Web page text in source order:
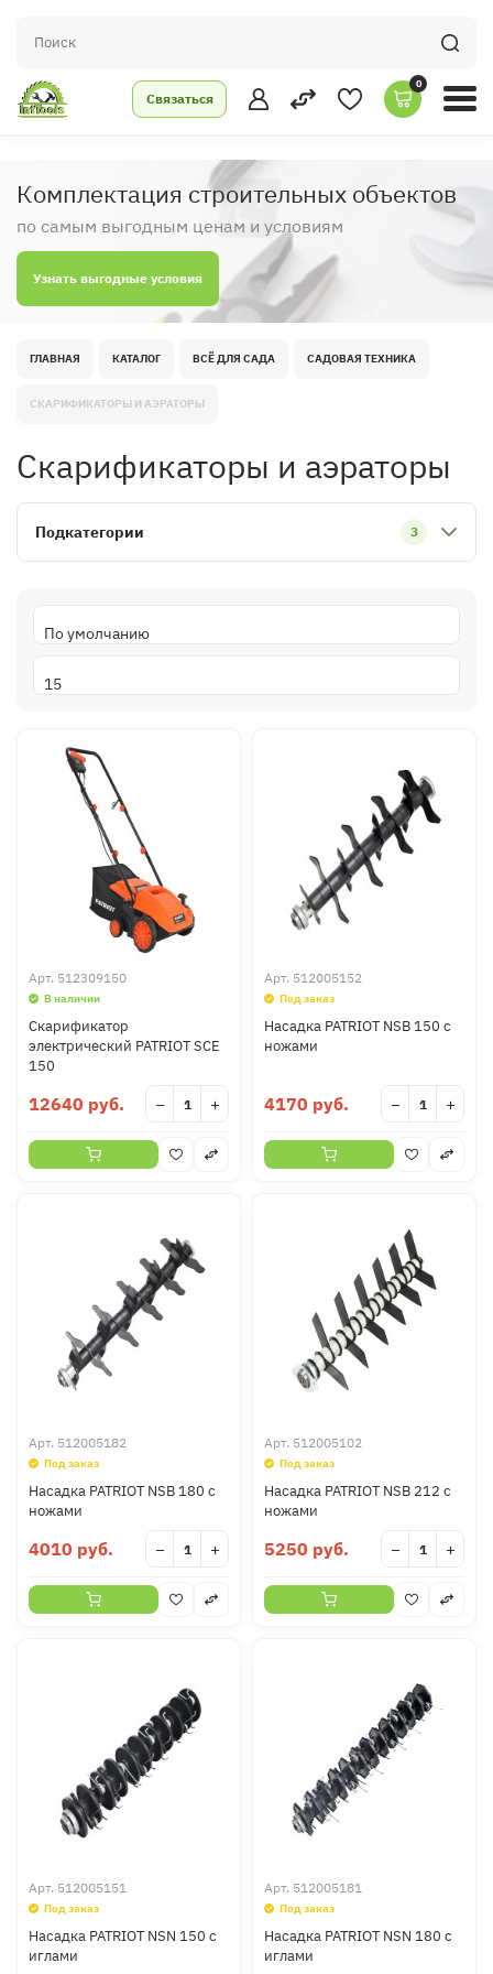
Связаться
0
Комплектация строительных объектов
по самым выгодным ценам и условиям
Узнать выгодные условия
ГЛАВНАЯ КАТАЛОГ ВСЁ ДЛЯ САДА САДОВАЯ ТЕХНИКА
СКАРИФИКАТОРЫ И АЭРАТОРЫ
Скарификаторы и аэраторы
Подкатегории 3
Арт. 512309150
В наличии
Скарификатор
электрический PATRIOT SCE
150
12640 руб. − +
Арт. 512005152
Под заказ
Насадка PATRIOT NSB 150 с
ножами
4170 руб. − +
Арт. 512005182
Под заказ
Насадка PATRIOT NSB 180 с
ножами
4010 руб. − +
Арт. 512005102
Под заказ
Насадка PATRIOT NSB 212 с
ножами
5250 руб. − +
Арт. 512005151
Под заказ
Насадка PATRIOT NSN 150 с
иглами
Арт. 512005181
Под заказ
Насадка PATRIOT NSN 180 с
иглами